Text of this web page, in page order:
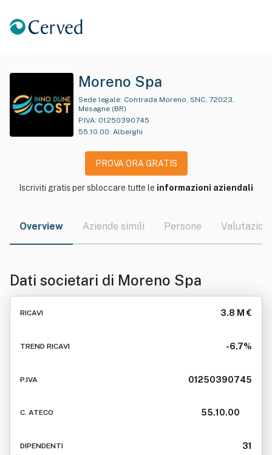
Moreno Spa
Sede legale:
Mesagne (BR)
P.IVA: 01250390745
55.10.00: Alberghi
PROVA ORA GRATIS
Iscriviti gratis per sbloccare tutte le informazioni aziendali
Overview Aziende simili Persone Valutazioni
Dati societari di Moreno Spa
RICAVI 3.8 M €
TREND RICAVI -6.7%
P.IVA 01250390745
C. ATECO 55.10.00
DIPENDENTI 31